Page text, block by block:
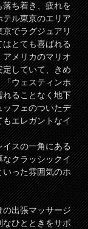
落ち着き、疲れを
テル東京のエリア
京でラグジュアリ
はとても喜ばれる
アメリカのマリオ
定していて、きめ
「ウェスティンホ
れることなく地下
ッフェのついたデ
もエレガントなイ
イスの一角にある
なクラッシックイ
いった雰囲気のホ
の出張マッサージ
なひとときをサポ